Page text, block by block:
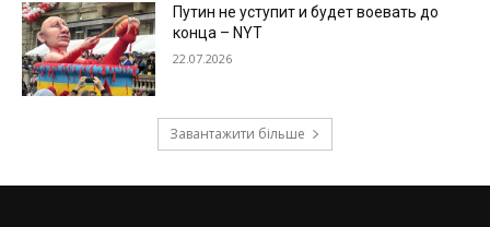
Путин не уступит и будет воевать до
конца – NYT
22.07.2026
Завантажити більше